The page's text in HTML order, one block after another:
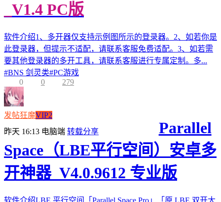
_V1.4 PC版
软件介绍1、多开器仅支持示例图所示的登录器。2、如若你是
此登录器，但提示不适配，请联系客服免费适配。3、如若需
要其他登录器的多开工具，请联系客服进行专属定制。多...
#BNS 剑灵类#PC游戏
0
0 279
发帖狂魔VIP2
昨天 16:13 电脑端 转载分享
Parallel
Space（LBE平行空间）安卓多
开神器_V4.0.9612 专业版
软件介绍LBE 平行空间「Parallel Space Pro」「原 LBE 双开大